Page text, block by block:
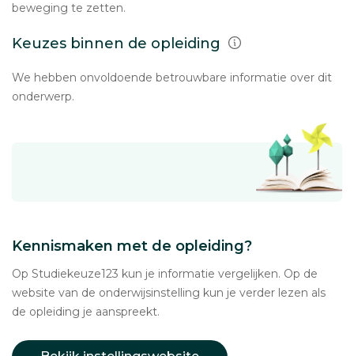
beweging te zetten.
Keuzes binnen de opleiding
We hebben onvoldoende betrouwbare informatie over dit
onderwerp.
Kennismaken met de opleiding?
Op Studiekeuze123 kun je informatie vergelijken. Op de
website van de onderwijsinstelling kun je verder lezen als
de opleiding je aanspreekt.